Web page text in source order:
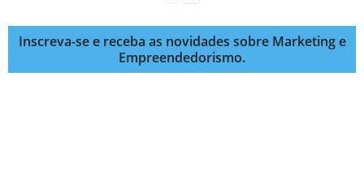
Inscreva-se e receba as novidades sobre Marketing e
Empreendedorismo.